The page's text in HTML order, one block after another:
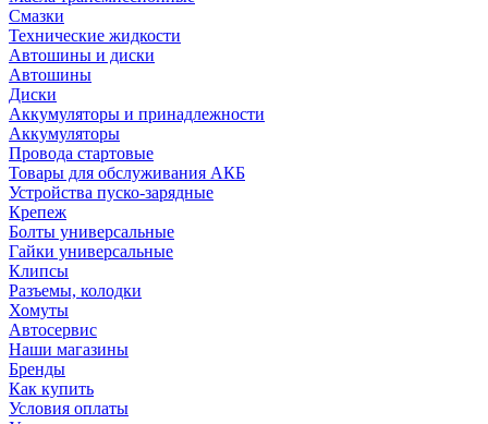
Смазки
Технические жидкости
Автошины и диски
Автошины
Диски
Аккумуляторы и принадлежности
Аккумуляторы
Провода стартовые
Товары для обслуживания АКБ
Устройства пуско-зарядные
Крепеж
Болты универсальные
Гайки универсальные
Клипсы
Разъемы, колодки
Хомуты
Автосервис
Наши магазины
Бренды
Как купить
Условия оплаты